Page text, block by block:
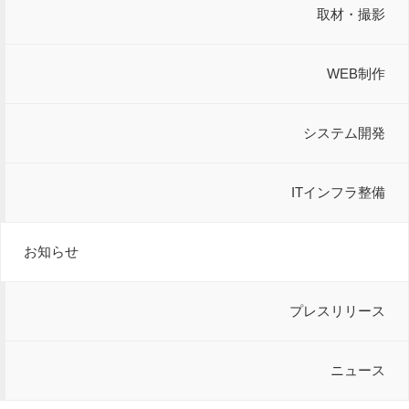
取材・撮影
WEB制作
システム開発
ITインフラ整備
お知らせ
プレスリリース
ニュース